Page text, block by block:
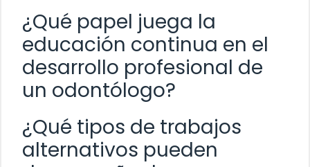
¿Qué papel juega la
educación continua en el
desarrollo profesional de
un odontólogo?
¿Qué tipos de trabajos
alternativos pueden